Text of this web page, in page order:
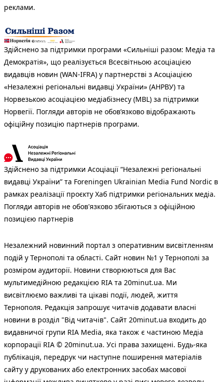
реклами.
Здійснено за підтримки програми «Сильніші разом: Медіа та
Демократія», що реалізується Всесвітньою асоціацією
видавців новин (WAN-IFRA) у партнерстві з Асоціацією
«Незалежні регіональні видавці України» (АНРВУ) та
Норвезькою асоціацією медіабізнесу (MBL) за підтримки
Норвегії. Погляди авторів не обов’язково відображають
офіційну позицію партнерів програми.
Здійснено за підтримки Асоціації “Незалежні регіональні
видавці України” та Foreningen Ukrainian Media Fund Nordic в
рамках реалізації проєкту Хаб підтримки регіональних медіа.
Погляди авторів не обов'язково збігаються з офіційною
позицією партнерів
Незалежний новинний портал з оперативним висвітленням
подій у Тернополі та області. Сайт новин №1 у Тернополі за
розміром аудиторії. Новини створюються для Вас
мультимедійною редакцією RIA та 20minut.ua. Ми
висвітлюємо важливі та цікаві події, людей, життя
Тернополя. Редакція запрошує читачів додавати власні
новини в розділ "Від читачів". Сайт 20minut.ua входить до
видавничої групи RIA Media, яка також є частиною Медіа
корпорації RIA © 20minut.ua. Усі права захищені. Будь-яка
публiкацiя, передрук чи наступне поширення матеріалів
сайту у друкованих або електронних засобах масової